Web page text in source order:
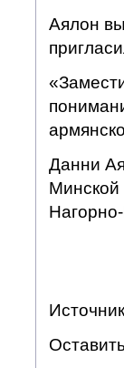
Аялон
Данни
Минской
Оставить